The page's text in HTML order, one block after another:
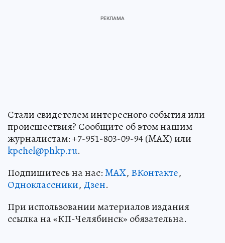
Стали свидетелем интересного события или
происшествия? Сообщите об этом нашим
журналистам: +7-951-803-09-94 (MAX) или
kpchel@phkp.ru.
Подпишитесь на нас:MAX, ВКонтакте,
Одноклассники, Дзен.
При использовании материалов издания
ссылка на «КП-Челябинск» обязательна.